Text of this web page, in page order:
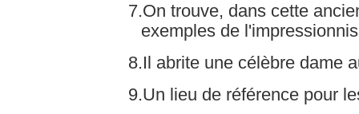
7.On trouve, dans cette
exemples de
8.Il abrite une célèbre dame
9.Un lieu de référence pour